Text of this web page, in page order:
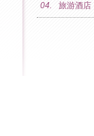
04. 旅游酒店